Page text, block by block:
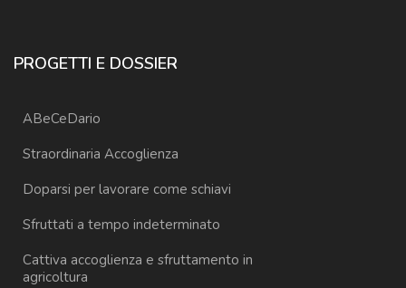
PROGETTI E DOSSIER
ABeCeDario
Straordinaria Accoglienza
Doparsi per lavorare come schiavi
Sfruttati a tempo indeterminato
Cattiva accoglienza e sfruttamento in
agricoltura